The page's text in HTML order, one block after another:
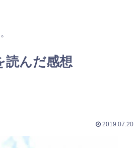
読んだ感想
2019.07.20